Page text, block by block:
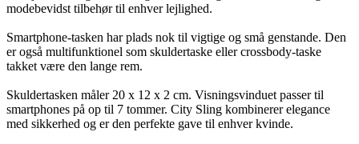
modebevidst tilbehør til enhver lejlighed.
Smartphone-tasken har plads nok til vigtige og små genstande. Den
er også multifunktionel som skuldertaske eller crossbody-taske
takket være den lange rem.
Skuldertasken måler 20 x 12 x 2 cm. Visningsvinduet passer til
smartphones på op til 7 tommer. City Sling kombinerer elegance
med sikkerhed og er den perfekte gave til enhver kvinde.